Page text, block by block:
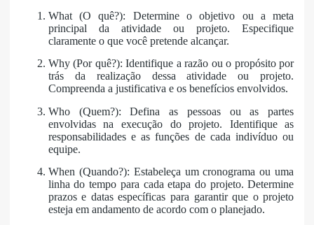
What (O quê?): Determine o objetivo ou a meta
principal da atividade ou projeto. Especifique
claramente o que você pretende alcançar.
Why (Por quê?): Identifique a razão ou o propósito por
trás da realização dessa atividade ou projeto.
Compreenda a justificativa e os benefícios envolvidos.
Who (Quem?): Defina as pessoas ou as partes
envolvidas na execução do projeto. Identifique as
responsabilidades e as funções de cada indivíduo ou
equipe.
When (Quando?): Estabeleça um cronograma ou uma
linha do tempo para cada etapa do projeto. Determine
prazos e datas específicas para garantir que o projeto
esteja em andamento de acordo com o planejado.